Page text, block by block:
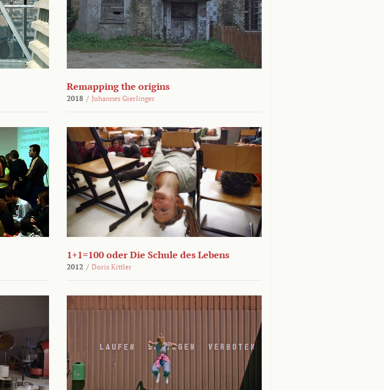
Remapping the origins
2018 / Johannes Gierlinger
1+1=100 oder Die Schule des Lebens
2012 / Doris Kittler